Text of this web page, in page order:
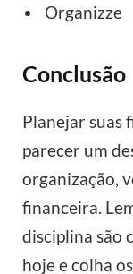
Organizze
Conclusão
Planejar suas
parecer um
organização,
financeira.
disciplina são
hoje e colha